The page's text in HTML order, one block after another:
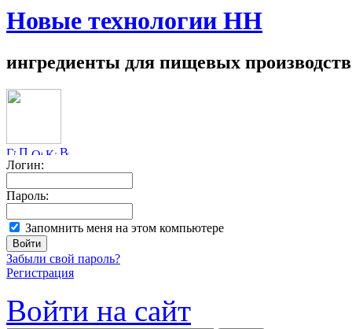
Новые технологии НН
ингредиенты для пищевых производств
Логин:
Пароль:
Запомнить меня на этом компьютере
Забыли свой пароль?
Регистрация
Войти на сайт